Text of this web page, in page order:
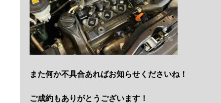
また何か不具合あればお知らせくださいね！
ご成約もありがとうございます！